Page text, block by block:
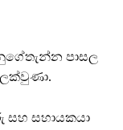
පාසල
සහ සහායකයා